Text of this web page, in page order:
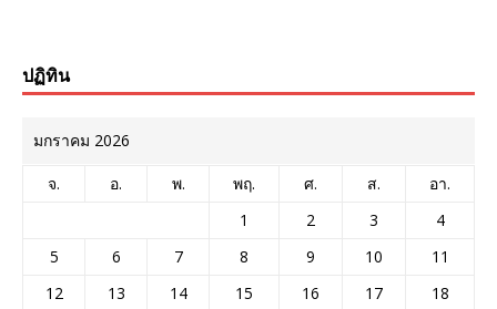
ปฏิทิน
มกราคม 2026
จ. อ. พ. พฤ. ศ. ส.
อา.
1
2 3
4
5
6 7 8 9 10
11
12
13 14 15 16 17
18